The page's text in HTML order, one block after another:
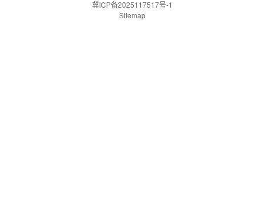
冀ICP备2025117517号-1
Sitemap